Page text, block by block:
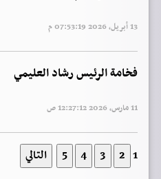
13 أبريل, 2026 07:53:19 م
فخامة الرئيس رشاد العليمي
11 مارس, 2026 12:27:12 ص
1